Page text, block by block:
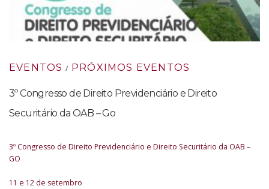
EVENTOS / PRÓXIMOS EVENTOS
3º Congresso de Direito Previdenciário e Direito
Securitário da OAB – Go
3º Congresso de Direito Previdenciário e Direito Securitário da OAB –
GO
11 e 12 de setembro